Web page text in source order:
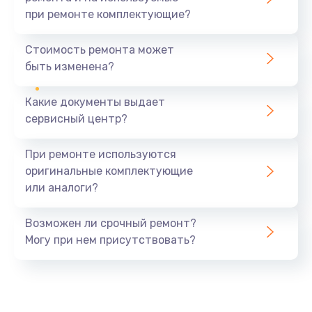
1440 руб.
Ремонт южного моста
Замена батарейки BIOS
Заказать
при ремонте комплектующие?
Стоимость ремонта может
быть изменена?
Какие документы выдает
сервисный центр?
При ремонте используются
оригинальные комплектующие
или аналоги?
Возможен ли срочный ремонт?
Могу при нем присутствовать?